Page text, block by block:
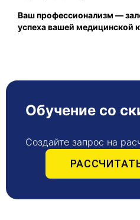
Ваш профессионализм —
успеха вашей медицинской
Обучение со
Создайте запрос на